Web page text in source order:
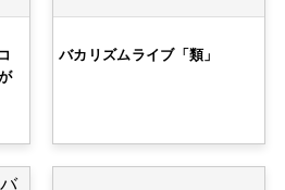
バカリズムライブ「類」